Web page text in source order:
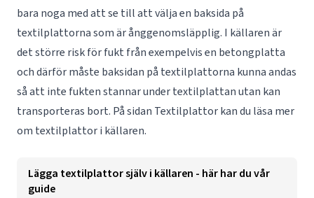
bara noga med att se till att välja en baksida på
textilplattorna som är ånggenomsläpplig. I källaren är
det större risk för fukt från exempelvis en betongplatta
och därför måste baksidan på textilplattorna kunna andas
så att inte fukten stannar under textilplattan utan kan
transporteras bort. På sidan Textilplattorkan du läsa mer
om textilplattor i källaren.
Lägga textilplattor själv i källaren - här har du vår
guide